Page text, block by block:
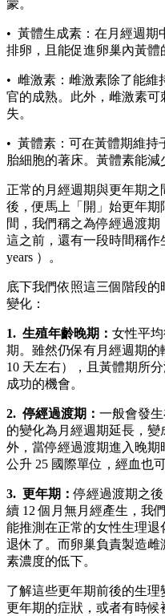
蒙。
• 黃體生成素：在月經週期
排卵，且能促進卵巢內黃體
• 雌激素：雌激素除了能維
官的成熟。此外，雌激素
失。
• 黃體素：可在黃體期維持
胎細胞的著床。黃體素能減
正常的月經週期與更年期
後，便馬上「開」始更年
間，我們稱之為停經過渡期
這之前，還有一段時間稱作
years ）。
底下我們依照這三個階段
變化：
1. 生殖年齡晚期： 女性平
期。雖然仍保有月經週期
10 天左右），且黃體期所
成功的機會。
2. 停經過渡期： 一般會發
的變化為月經週期延長，變
外，當停經過渡期進入晚
公升 25 國際單位，經血也
3. 更年期：停經過渡期之
續 12 個月無月經產生，我
能推測在正常的女性生理
退休了。而卵巢負責製造
素濃度的低下。
了解這些更年期前後的生
更年期的症狀，或者有時